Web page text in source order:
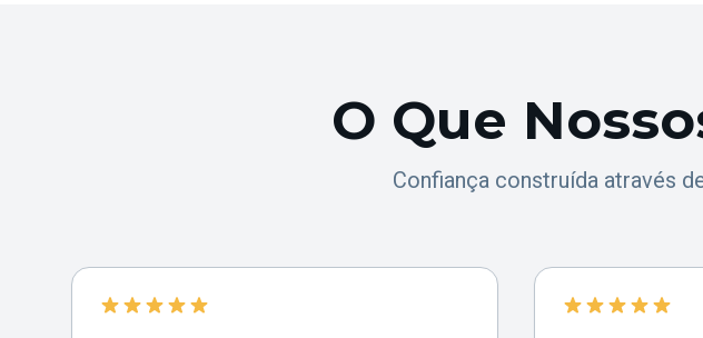
O Que
Confiança construída através